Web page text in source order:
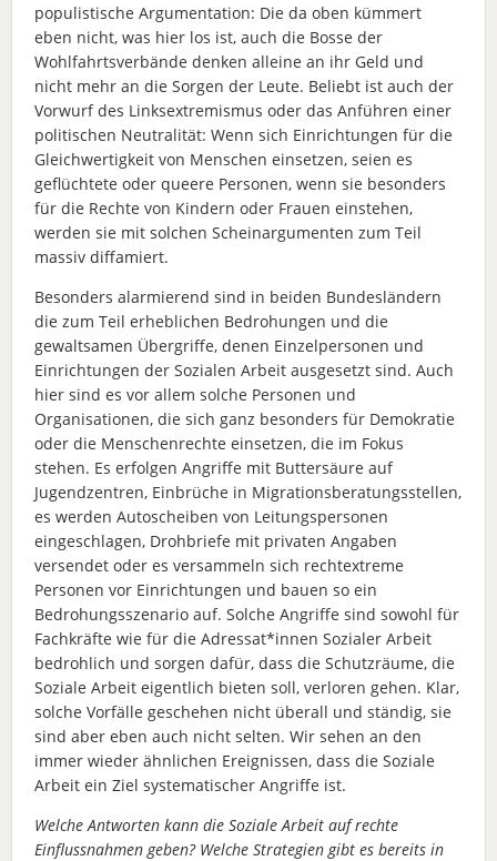
populistische Argumentation: Die da oben kümmert
eben nicht, was hier los ist, auch die Bosse der
Wohlfahrtsverbände denken alleine an ihr Geld und
nicht mehr an die Sorgen der Leute. Beliebt ist auch der
Vorwurf des Linksextremismus oder das Anführen einer
politischen Neutralität: Wenn sich Einrichtungen für die
Gleichwertigkeit von Menschen einsetzen, seien es
geflüchtete oder queere Personen, wenn sie besonders
für die Rechte von Kindern oder Frauen einstehen,
werden sie mit solchen Scheinargumenten zum Teil
massiv diffamiert.
Besonders alarmierend sind in beiden Bundesländern
die zum Teil erheblichen Bedrohungen und die
gewaltsamen Übergriffe, denen Einzelpersonen und
Einrichtungen der Sozialen Arbeit ausgesetzt sind. Auch
hier sind es vor allem solche Personen und
Organisationen, die sich ganz besonders für Demokratie
oder die Menschenrechte einsetzen, die im Fokus
stehen. Es erfolgen Angriffe mit Buttersäure auf
Jugendzentren, Einbrüche in Migrationsberatungsstellen,
es werden Autoscheiben von Leitungspersonen
eingeschlagen, Drohbriefe mit privaten Angaben
versendet oder es versammeln sich rechtextreme
Personen vor Einrichtungen und bauen so ein
Bedrohungsszenario auf. Solche Angriffe sind sowohl für
Fachkräfte wie für die Adressat*innen Sozialer Arbeit
bedrohlich und sorgen dafür, dass die Schutzräume, die
Soziale Arbeit eigentlich bieten soll, verloren gehen. Klar,
solche Vorfälle geschehen nicht überall und ständig, sie
sind aber eben auch nicht selten. Wir sehen an den
immer wieder ähnlichen Ereignissen, dass die Soziale
Arbeit ein Ziel systematischer Angriffe ist.
Welche Antworten kann die Soziale Arbeit auf rechte
Einflussnahmen geben? Welche Strategien gibt es bereits in